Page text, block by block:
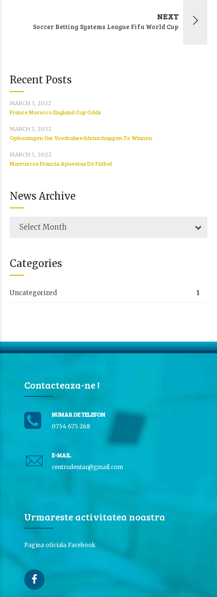
NEXT
Soccer Betting Systems League Fifa World Cup
Recent Posts
MARCH 3, 2022
France Morocco England Cup Odds
MARCH 3, 2022
Oplossingen Om Voetbalweddenschappen Te Winnen
MARCH 3, 2022
Marruecos Francia Apuestas De Fútbol
News Archive
Select Month
Categories
Uncategorized 1
Contacteaza-ne !
NUMAR DE TELEFON
0754 675 268
E-MAIL
centrudentar@gmail.com
Urmareste activitatea noastra
Pagina oficiala Facebook